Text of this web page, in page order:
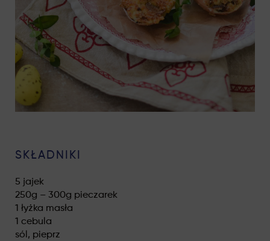
SKŁADNIKI
5 jajek
250g – 300g pieczarek
1 łyżka masła
1 cebula
sól, pieprz